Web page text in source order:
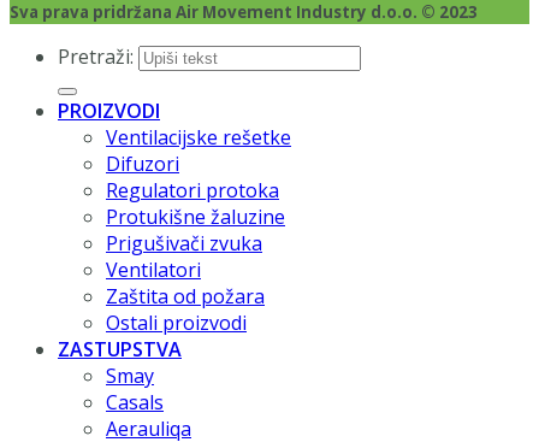
Sva prava pridržana Air Movement Industry d.o.o. © 2023
Pretraži:
PROIZVODI
Ventilacijske rešetke
Difuzori
Regulatori protoka
Protukišne žaluzine
Prigušivači zvuka
Ventilatori
Zaštita od požara
Ostali proizvodi
ZASTUPSTVA
Smay
Casals
Aerauliqa